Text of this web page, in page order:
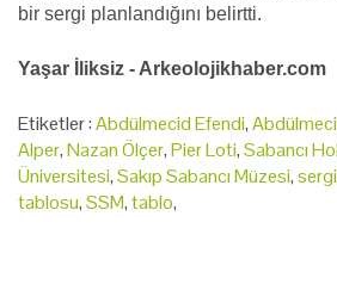
bir sergi planlandığını belirtti.
Yaşar İliksiz - Arkeolojikhaber.com
Etiketler :Abdülmecid Efendi,
Alper,Nazan Ölçer,Pier Loti,Sabancı
Üniversitesi,Sakıp Sabancı Müzesi,sergi
tablosu,SSM,tablo,